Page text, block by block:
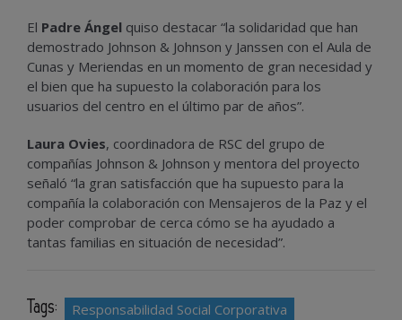
El Padre Ángel quiso destacar “la solidaridad que han
demostrado Johnson & Johnson y Janssen con el Aula de
Cunas y Meriendas en un momento de gran necesidad y
el bien que ha supuesto la colaboración para los
usuarios del centro en el último par de años”.
Laura Ovies, coordinadora de RSC del grupo de
compañías Johnson & Johnson y mentora del proyecto
señaló “la gran satisfacción que ha supuesto para la
compañía la colaboración con Mensajeros de la Paz y el
poder comprobar de cerca cómo se ha ayudado a
tantas familias en situación de necesidad”.
Tags: Responsabilidad Social Corporativa